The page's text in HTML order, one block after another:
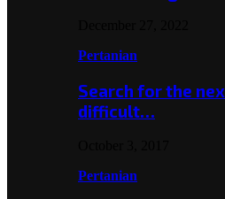
Pertanian
Search for the
difficult…
Pertanian